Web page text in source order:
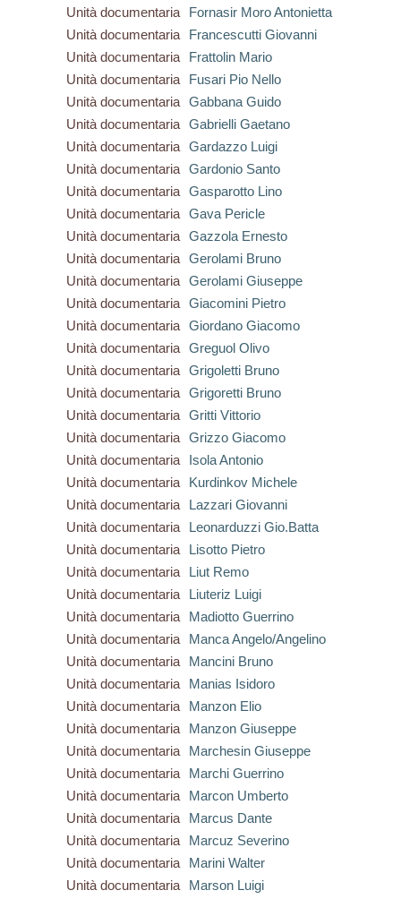
Unità documentaria
Fornasir Moro Antonietta
Unità documentaria
Francescutti Giovanni
Unità documentaria
Frattolin Mario
Unità documentaria
Fusari Pio Nello
Unità documentaria Gabbana Guido
Unità documentaria Gabrielli Gaetano
Unità documentaria Gardazzo Luigi
Unità documentaria Gardonio Santo
Unità documentaria Gasparotto Lino
Unità documentaria Gava Pericle
Unità documentaria Gazzola Ernesto
Unità documentaria Gerolami Bruno
Unità documentaria Gerolami Giuseppe
Unità documentaria Giacomini Pietro
Unità documentaria Giordano Giacomo
Unità documentaria Greguol Olivo
Unità documentaria Grigoletti Bruno
Unità documentaria Grigoretti Bruno
Unità documentaria Gritti Vittorio
Unità documentaria Grizzo Giacomo
Unità documentaria
Isola Antonio
Unità documentaria
Kurdinkov Michele
Unità documentaria
Lazzari Giovanni
Unità documentaria
Leonarduzzi Gio.Batta
Unità documentaria
Lisotto Pietro
Unità documentaria
Liut Remo
Unità documentaria
Liuteriz Luigi
Unità documentaria
Madiotto Guerrino
Unità documentaria
Manca Angelo/Angelino
Unità documentaria
Mancini Bruno
Unità documentaria
Manias Isidoro
Unità documentaria
Manzon Elio
Unità documentaria
Manzon Giuseppe
Unità documentaria
Marchesin Giuseppe
Unità documentaria
Marchi Guerrino
Unità documentaria
Marcon Umberto
Unità documentaria
Marcus Dante
Unità documentaria
Marcuz Severino
Unità documentaria
Marini Walter
Unità documentaria
Marson Luigi